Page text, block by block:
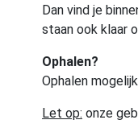
Dan vind je
staan ook klaar
Ophalen?
Ophalen
Let op: onze